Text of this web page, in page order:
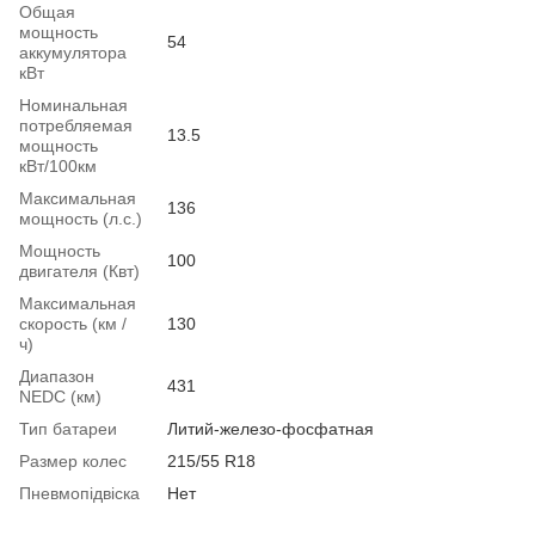
Общая
мощность
аккумулятора
кВт
54
Номинальная
потребляемая
мощность
кВт/100км
13.5
Максимальная
мощность (л.с.)
136
Мощность
двигателя (Квт)
100
Максимальная
скорость (км /
ч)
130
Диапазон
NEDC (км)
431
Тип батареи
Литий-железо-фосфатная
Размер колес
215/55 R18
Пневмопідвіска
Нет